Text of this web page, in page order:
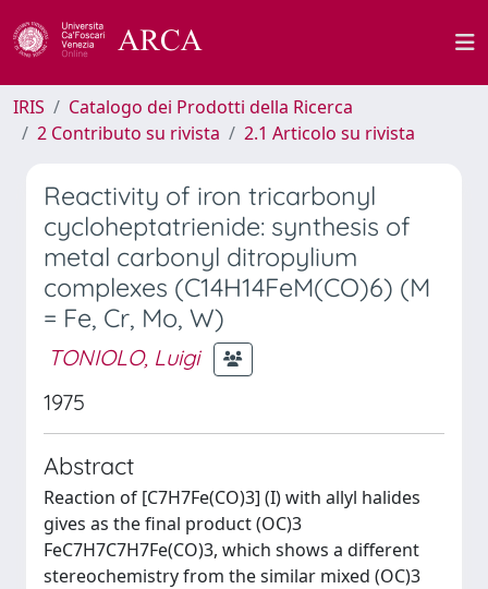
IRIS
Catalogo dei Prodotti della Ricerca
2 Contributo su rivista
2.1 Articolo su rivista
Reactivity of iron tricarbonyl
cycloheptatrienide: synthesis of
metal carbonyl ditropylium
complexes (C14H14FeM(CO)6) (M
= Fe, Cr, Mo, W)
TONIOLO, Luigi
1975
Abstract
Reaction of [C7H7Fe(CO)3] (I) with allyl halides
gives as the final product (OC)3
FeC7H7C7H7Fe(CO)3, which shows a different
stereochemistry from the similar mixed (OC)3